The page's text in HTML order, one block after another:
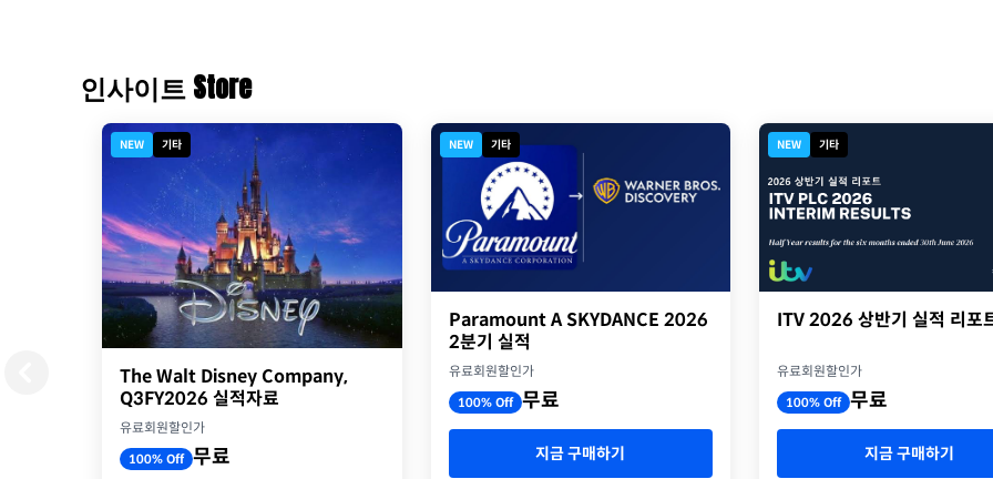
인사이트 Store
NEW 기타
The Walt Disney Company,
Q3FY2026 실적자료
유료회원할인가
100% Off 무료
NEW 기타
Paramount A SKYDANCE 2026
2분기 실적
유료회원할인가
100% Off 무료
지금 구매하기
NEW 기타
ITV 2026 상반기 실적 리포
유료회원할인가
100% Off 무료
지금 구매하기